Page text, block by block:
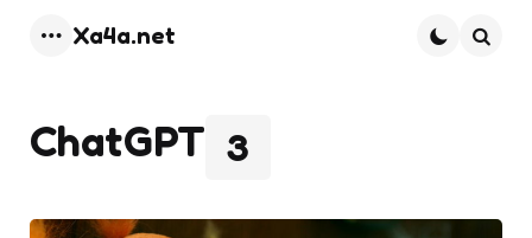
Xa4a.net
3
ChatGPT